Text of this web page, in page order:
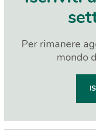
Per rimanere
mondo